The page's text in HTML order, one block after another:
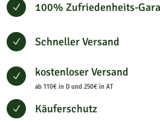
N 100% Zufriedenheits-
N Schneller Versand
N kostenloser Versand
ab 110€ in D und 250€ in AT
N Käuferschutz